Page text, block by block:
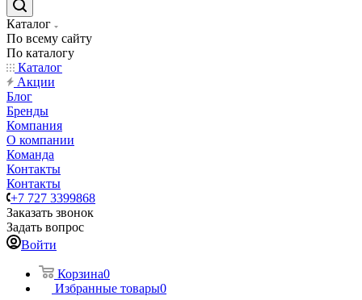
Каталог
По всему сайту
По каталогу
Каталог
Акции
Блог
Бренды
Компания
О компании
Команда
Контакты
Контакты
+7 727 3399868
Заказать звонок
Задать вопрос
Войти
Корзина0
Избранные товары0